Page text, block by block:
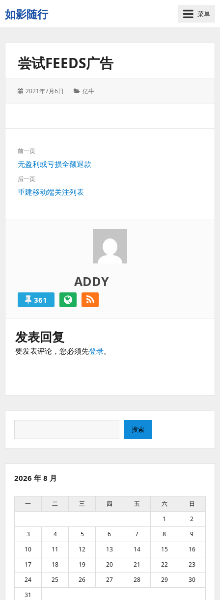
如影随行
如
果
么
的，
菜单
尝试FEEDS广告
发
2021年7月6日
分
亿牛
文
章
导
航
前一页
上
一
无盈利或亏损全额退款
后一页
下
重建移动端关注列表
ADDY
361
发表回复
要发表评论，您必须先登录。
搜索
2026 年 8 月
一 二 三 四 五 六
日
1
2
3
4 5 6 7 8
9
10
11 12 13 14 15
16
17
18 19 20 21 22
23
24
25 26 27 28 29
30
31